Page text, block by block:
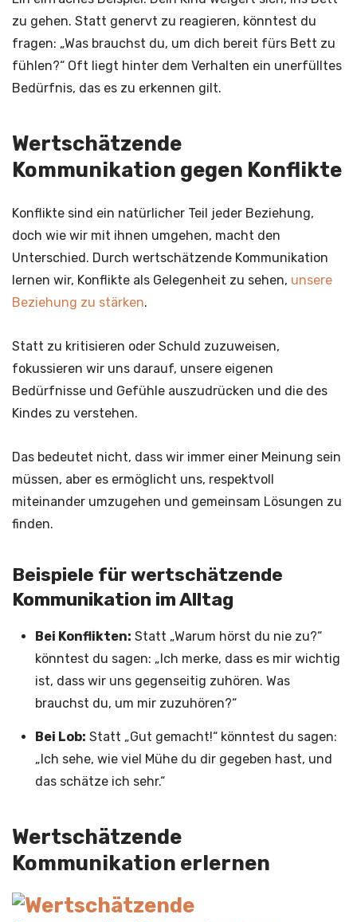
zu gehen. Statt genervt zu reagieren, könntest du
fragen: „Was brauchst du, um dich bereit fürs Bett zu
fühlen?“ Oft liegt hinter dem Verhalten ein unerfülltes
Bedürfnis, das es zu erkennen gilt.
Wertschätzende
Kommunikation gegen Konflikte
Konflikte sind ein natürlicher Teil jeder Beziehung,
doch wie wir mit ihnen umgehen, macht den
Unterschied. Durch wertschätzende Kommunikation
lernen wir, Konflikte als Gelegenheit zu sehen, unsere
Beziehung zu stärken.
Statt zu kritisieren oder Schuld zuzuweisen,
fokussieren wir uns darauf, unsere eigenen
Bedürfnisse und Gefühle auszudrücken und die des
Kindes zu verstehen.
Das bedeutet nicht, dass wir immer einer Meinung sein
müssen, aber es ermöglicht uns, respektvoll
miteinander umzugehen und gemeinsam Lösungen zu
finden.
Beispiele für wertschätzende
Kommunikation im Alltag
Bei Konflikten: Statt „Warum hörst du nie zu?“
könntest du sagen: „Ich merke, dass es mir wichtig
ist, dass wir uns gegenseitig zuhören. Was
brauchst du, um mir zuzuhören?“
Bei Lob: Statt „Gut gemacht!“ könntest du sagen:
„Ich sehe, wie viel Mühe du dir gegeben hast, und
das schätze ich sehr.“
Wertschätzende
Kommunikation erlernen